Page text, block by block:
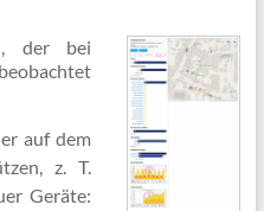
der bei
auf dem
z. T.
Geräte: